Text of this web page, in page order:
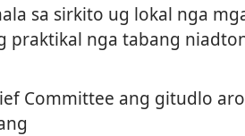
sa sirkito ug lokal nga
praktikal nga tabang
Committee ang gitudlo